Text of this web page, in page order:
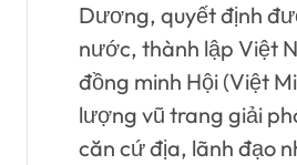
Dương, quyết định
nước, thành lập Việt
đồng minh Hội (Việt
lượng vũ trang giải
căn cứ địa, lãnh đạo